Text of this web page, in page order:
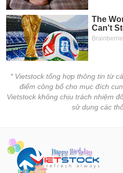
* Vietstock tổng hợp thông tin từ
điểm công bố cho mục đích
Vietstock không chịu trách nhiệm
sử dụng các